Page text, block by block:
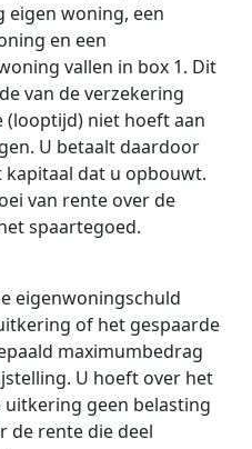
eigen woning, een
en een
vallen in box 1. Dit
van de verzekering
(looptijd) niet hoeft aan
U betaalt daardoor
kapitaal dat u opbouwt.
van rente over de
spaartegoed.
eigenwoningschuld
of het gespaarde
maximumbedrag
U hoeft over het
geen belasting
de rente die deel